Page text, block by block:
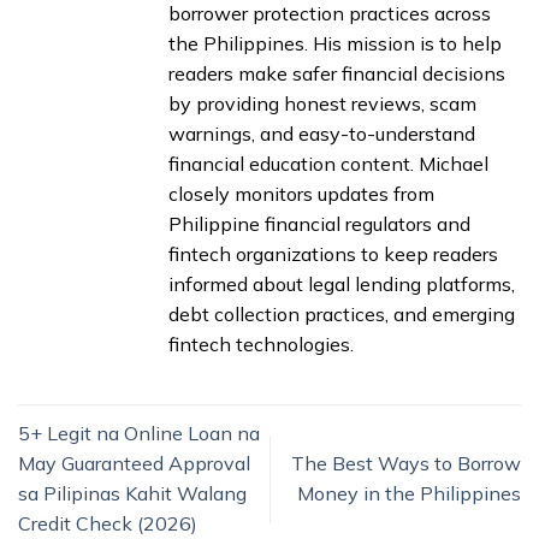
borrower protection practices across
the Philippines. His mission is to help
readers make safer financial decisions
by providing honest reviews, scam
warnings, and easy-to-understand
financial education content. Michael
closely monitors updates from
Philippine financial regulators and
fintech organizations to keep readers
informed about legal lending platforms,
debt collection practices, and emerging
fintech technologies.
5+ Legit na Online Loan na
May Guaranteed Approval
sa Pilipinas Kahit Walang
Credit Check (2026)
The Best Ways to Borrow
Money in the Philippines